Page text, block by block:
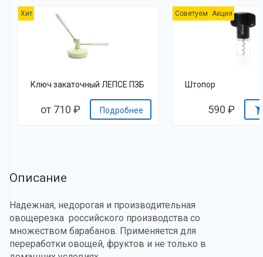
Хит
Ключ закаточный ЛЕПСЕ ПЗБ
от 710 ₽ Подробнее
Советуем Акция
Штопор
590 ₽
Описание
Надежная, недорогая и производительная
овощерезка российского производства со
множеством барабанов. Применяется для
переработки овощей, фруктов и не только в